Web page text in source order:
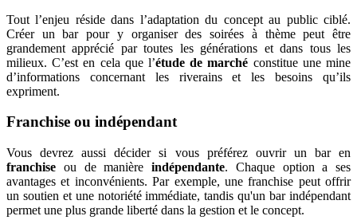
Tout l’enjeu réside dans l’adaptation du concept au public ciblé.
Créer un bar pour y organiser des soirées à thème peut être
grandement apprécié par toutes les générations et dans tous les
milieux. C’est en cela que l’étude de marché constitue une mine
d’informations concernant les riverains et les besoins qu’ils
expriment.
Franchise ou indépendant
Vous devrez aussi décider si vous préférez ouvrir un bar en
franchise ou de manière indépendante. Chaque option a ses
avantages et inconvénients. Par exemple, une franchise peut offrir
un soutien et une notoriété immédiate, tandis qu'un bar indépendant
permet une plus grande liberté dans la gestion et le concept.